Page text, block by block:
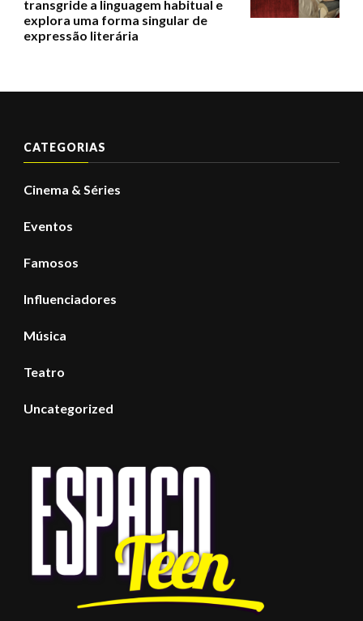
transgride a linguagem habitual e
explora uma forma singular de
expressão literária
CATEGORIAS
Cinema & Séries
Eventos
Famosos
Influenciadores
Música
Teatro
Uncategorized